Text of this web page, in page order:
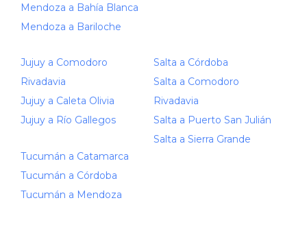
Mendoza a Bahía Blanca
Mendoza a Bariloche
Jujuy a Comodoro
Rivadavia
Jujuy a Caleta Olivia
Jujuy a Río Gallegos
Tucumán a Catamarca
Tucumán a Córdoba
Tucumán a Mendoza
Salta a Córdoba
Salta a Comodoro
Rivadavia
Salta a Puerto San Julián
Salta a Sierra Grande